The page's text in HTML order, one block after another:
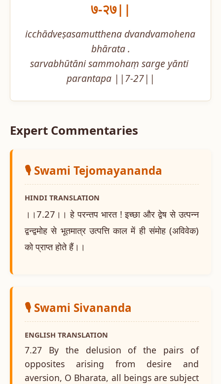
७-२७||
icchādveṣasamutthena dvandvamohena
bhārata .
sarvabhūtāni sammohaṃ sarge yānti
parantapa ||7-27||
Expert Commentaries
🎙️ Swami Tejomayananda
HINDI TRANSLATION
।।7.27।। हे परन्तप भारत ! इच्छा और द्वेष से उत्पन्न
द्वन्द्वमोह से भूतमात्र उत्पत्ति काल में ही संमोह (अविवेक)
को प्राप्त होते हैं।।
🎙️ Swami Sivananda
ENGLISH TRANSLATION
7.27 By the delusion of the pairs of
opposites arising from desire and
aversion, O Bharata, all beings are subject